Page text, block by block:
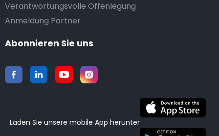
Verantwortungsvolle Offenlegung
Anmeldung Partner
Abonnieren Sie uns
Laden Sie unsere mobile App herunter